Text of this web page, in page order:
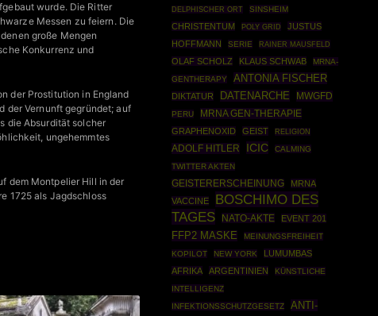
wurde. Die Ritter
Messen zu feiern. Die
große Mengen
Konkurrenz und
der Prostitution in England
der Vernunft gegründet; auf
die Absurdität solcher
ungehemmtes
dem Montpelier Hill in der
1725 als Jagdschloss
DELPHISCHER ORT SINSHEIM
CHRISTENTUM POLY GRID
JUSTUS
HOFFMANN
SERIE RAINER MAUSFELD
OLAF SCHOLZ KLAUS SCHWAB
MRNA-
GENTHERAPY
ANTONIA FISCHER
DIKTATUR DATENARCHE MWGFD
PERU MRNA GEN-THERAPIE
GRAPHENOXID GEIST RELIGION
ADOLF HITLER ICIC
CALMING
TWITTER AKTEN
GEISTERERSCHEINUNG
MRNA
VACCINE
BOSCHIMO DES
TAGES
NATO-AKTE EVENT 201
FFP2 MASKE
MEINUNGSFREIHEIT
KOPILOT
NEW YORK
LUMUMBAS
AFRIKA
ARGENTINIEN
KÜNSTLICHE
INTELLIGENZ
INFEKTIONSSCHUTZGESETZ
ANTI-